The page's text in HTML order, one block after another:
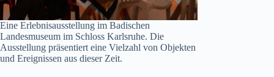
Eine Erlebnisausstellung im Badischen
Landesmuseum im Schloss Karlsruhe. Die
Ausstellung präsentiert eine Vielzahl von Objekten
und Ereignissen aus dieser Zeit.